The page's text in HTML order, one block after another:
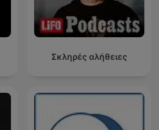
Σκληρές αλήθειες